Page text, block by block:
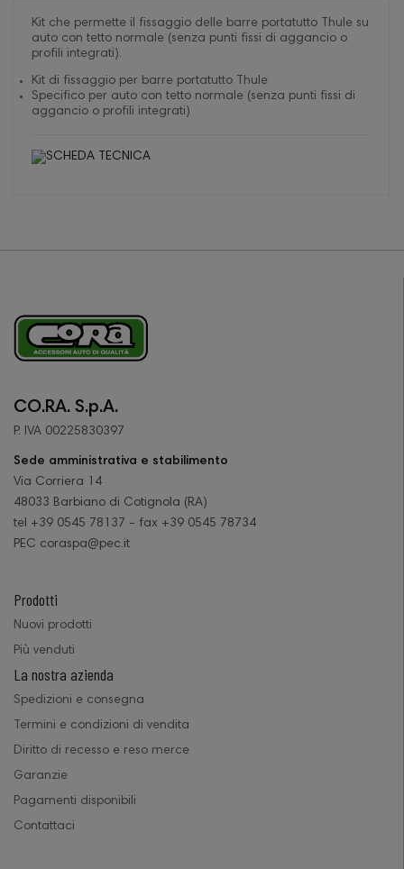
Kit che permette il fissaggio delle barre portatutto Thule su
auto con tetto normale (senza punti fissi di aggancio o
profili integrati).
Kit di fissaggio per barre portatutto Thule
Specifico per auto con tetto normale (senza punti fissi di
aggancio o profili integrati)
CO.RA. S.p.A.
P. IVA 00225830397
Sede amministrativa e stabilimento
Via Corriera 14
48033 Barbiano di Cotignola (RA)
tel +39 0545 78137 - fax +39 0545 78734
PEC coraspa@pec.it
Prodotti
Nuovi prodotti
Più venduti
La nostra azienda
Spedizioni e consegna
Termini e condizioni di vendita
Diritto di recesso e reso merce
Garanzie
Pagamenti disponibili
Contattaci